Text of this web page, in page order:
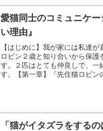
愛猫同士のコミュニケ
い理由』
【はじめに】我が家には私達
ロビン２歳と知り合いから保護
す。２匹はとても仲良しで、
す。【第一章】『先住猫ロビン
「猫がイタズラをする